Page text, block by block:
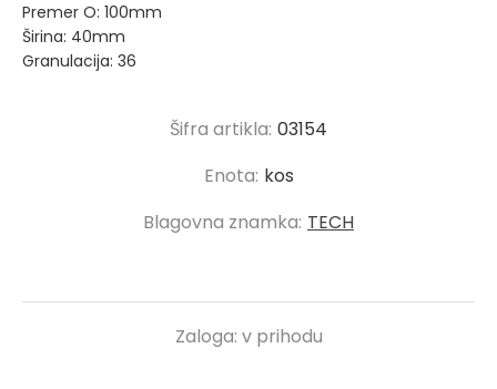
Premer O: 100mm
Širina: 40mm
Granulacija: 36
Šifra artikla: 03154
Enota: kos
Blagovna znamka: TECH
Zaloga: v prihodu